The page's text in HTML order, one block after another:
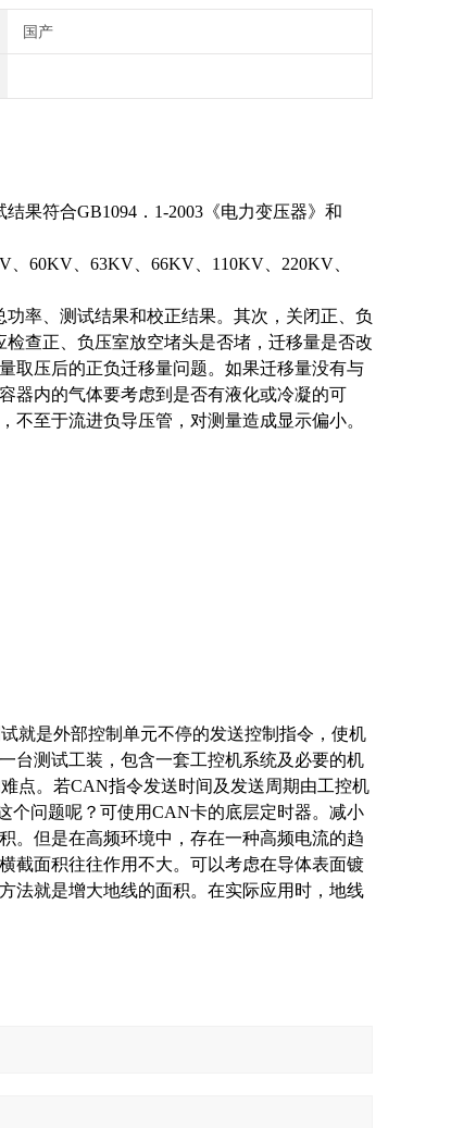
国产
果符合GB1094．1-2003《电力变压器》和
60KV、63KV、66KV、110KV、220KV、
率、测试结果和校正结果。其次，关闭正、负
查正、负压室放空堵头是否堵，迁移量是否改
取压后的正负迁移量问题。如果迁移量没有与
器内的气体要考虑到是否有液化或冷凝的可
至于流进负导压管，对测量造成显示偏小。
是外部控制单元不停的发送控制指令，使机
台测试工装，包含一套工控机系统及必要的机
点。若CAN指令发送时间及发送周期由工控机
个问题呢？可使用CAN卡的底层定时器。减小
。但是在高频环境中，存在一种高频电流的趋
截面积往往作用不大。可以考虑在导体表面镀
法就是增大地线的面积。在实际应用时，地线